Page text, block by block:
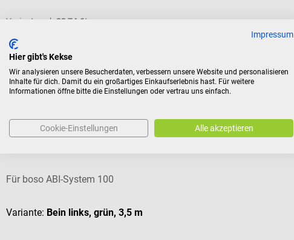
Varianten ab 23,74 €*
26,12 €*
Preise inkl. MwSt. zzgl. Versandkosten
Kunden kauften auch
Für boso ABI-System 100
Variante: Bein links, grün, 3,5 m
Impressum
Hier gibt's Kekse
Wir analysieren unsere Besucherdaten, verbessern unsere Website und personalisieren
Inhalte für dich. Damit du ein großartiges Einkaufserlebnis hast. Für weitere
Informationen öffne bitte die Einstellungen oder vertrau uns einfach.
Cookie-Einstellungen Alle akzeptieren